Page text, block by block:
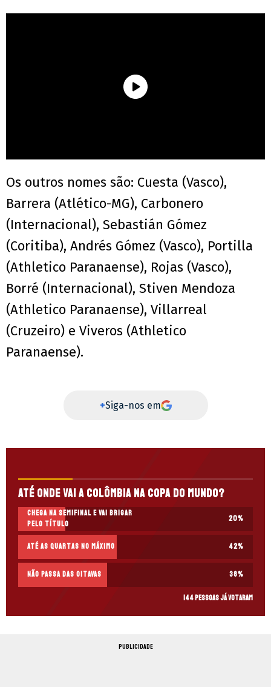
Os outros nomes são: Cuesta (Vasco),
Barrera (Atlético-MG), Carbonero
(Internacional), Sebastián Gómez
(Coritiba), Andrés Gómez (Vasco), Portilla
(Athletico Paranaense), Rojas (Vasco),
Borré (Internacional), Stiven Mendoza
(Athletico Paranaense), Villarreal
(Cruzeiro) e Viveros (Athletico
Paranaense).
+Siga-nos em
Até onde vai a Colômbia na Copa do Mundo?
Chega na semifinal e vai brigar
pelo título
20%
Até as quartas no máximo 42%
Não passa das oitavas 38%
144 pessoas já votaram
PUBLICIDADE